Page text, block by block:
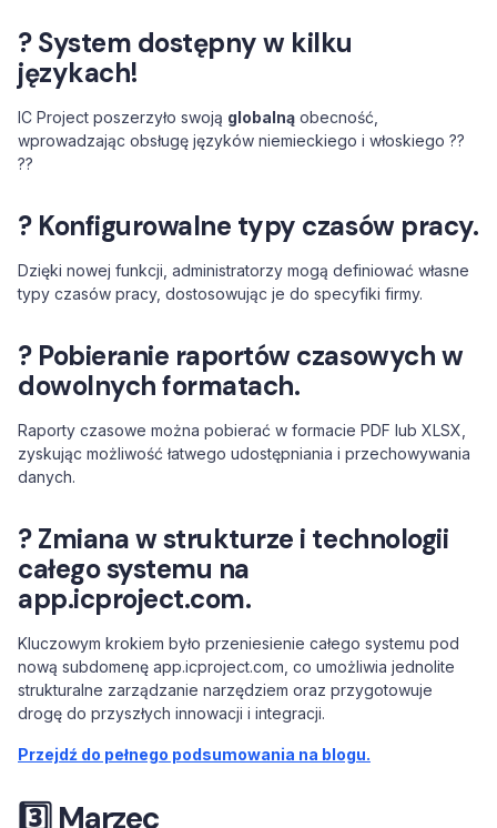
? System dostępny w kilku
językach!
IC Project poszerzyło swoją globalną obecność,
wprowadzając obsługę języków niemieckiego i włoskiego ??
??
? Konfigurowalne typy czasów pracy.
Dzięki nowej funkcji, administratorzy mogą definiować własne
typy czasów pracy, dostosowując je do specyfiki firmy.
? Pobieranie raportów czasowych w
dowolnych formatach.
Raporty czasowe można pobierać w formacie PDF lub XLSX,
zyskując możliwość łatwego udostępniania i przechowywania
danych.
? Zmiana w strukturze i technologii
całego systemu na
app.icproject.com.
Kluczowym krokiem było przeniesienie całego systemu pod
nową subdomenę app.icproject.com, co umożliwia jednolite
strukturalne zarządzanie narzędziem oraz przygotowuje
drogę do przyszłych innowacji i integracji.
Przejdź do pełnego podsumowania na blogu.
3️⃣ Marzec